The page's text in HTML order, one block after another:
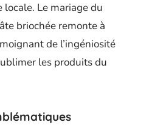
Le mariage du
briochée remonte à
de l’ingéniosité
les produits du